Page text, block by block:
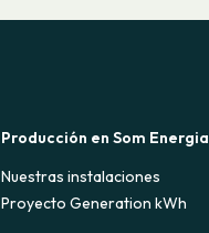
Producción en Som Energia
Nuestras instalaciones
Proyecto Generation kWh